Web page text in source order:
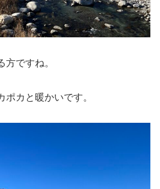
方ですね。
ポカと暖かいです。